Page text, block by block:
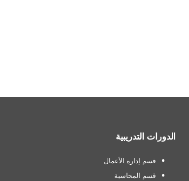
الدورات التدريبية
قسم إدارة الأعمال
قسم المحاسبة